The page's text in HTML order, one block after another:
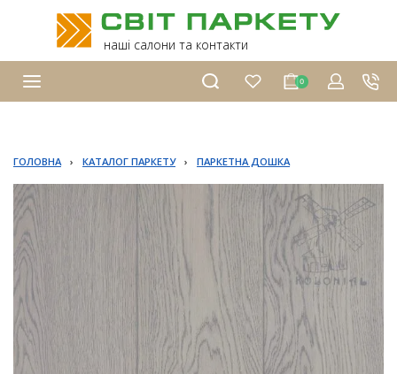
наші салони та контакти
0
ГОЛОВНА › КАТАЛОГ ПАРКЕТУ › ПАРКЕТНА ДОШКА